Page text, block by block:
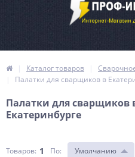
Каталог товаров
Палатки для сварщиков в
Палатки для сварщиков
Екатеринбурге
Товаров: 1 По: Умолчанию